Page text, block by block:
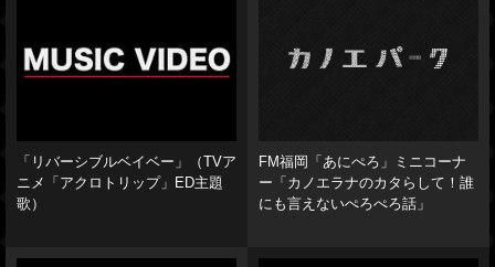
「リバーシブルベイベー」（TVア
ニメ「アクロトリップ」ED主題
歌）
FM福岡「あにぺろ」ミニコーナ
ー「カノエラナのカタらして！誰
にも言えないぺろぺろ話」